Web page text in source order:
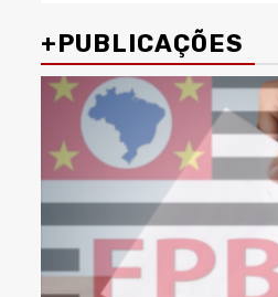
+PUBLICAÇÕES